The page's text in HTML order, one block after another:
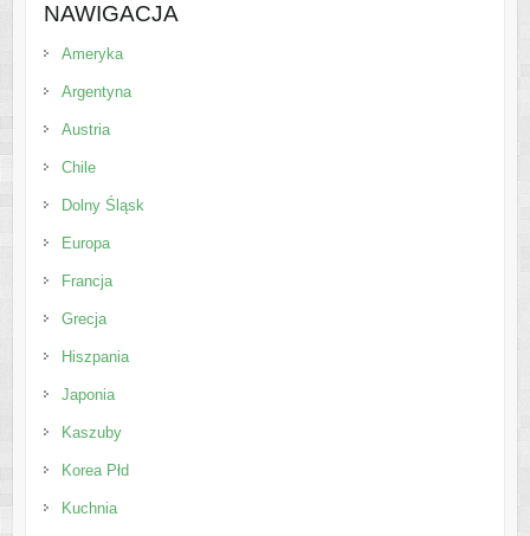
NAWIGACJA
Ameryka
Argentyna
Austria
Chile
Dolny Śląsk
Europa
Francja
Grecja
Hiszpania
Japonia
Kaszuby
Korea Płd
Kuchnia